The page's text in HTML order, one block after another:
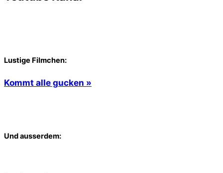
Lustige Filmchen:
Kommt alle gucken »
Und ausserdem: